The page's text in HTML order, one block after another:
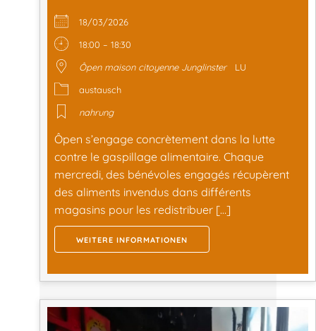
18/03/2026
18:00 – 18:30
Ôpen maison citoyenne Junglinster
LU
austausch
nahrung
Ôpen s’engage concrètement dans la lutte
contre le gaspillage alimentaire. Chaque
mercredi, des bénévoles engagés récupèrent
des aliments invendus dans différents
magasins pour les redistribuer […]
WEITERE INFORMATIONEN